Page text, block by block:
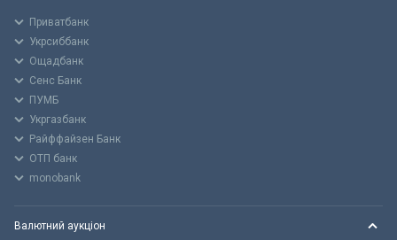
Приватбанк
Укрсиббанк
Ощадбанк
Сенс Банк
ПУМБ
Укргазбанк
Райффайзен Банк
ОТП банк
monobank
Валютний аукціон